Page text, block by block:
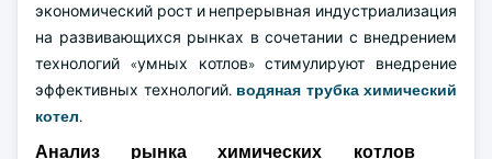
экономический рост и непрерывная индустриализация
на развивающихся рынках в сочетании с внедрением
технологий «умных котлов» стимулируют внедрение
эффективных технологий. водяная трубка химический
котел.
Анализ рынка химических котлов